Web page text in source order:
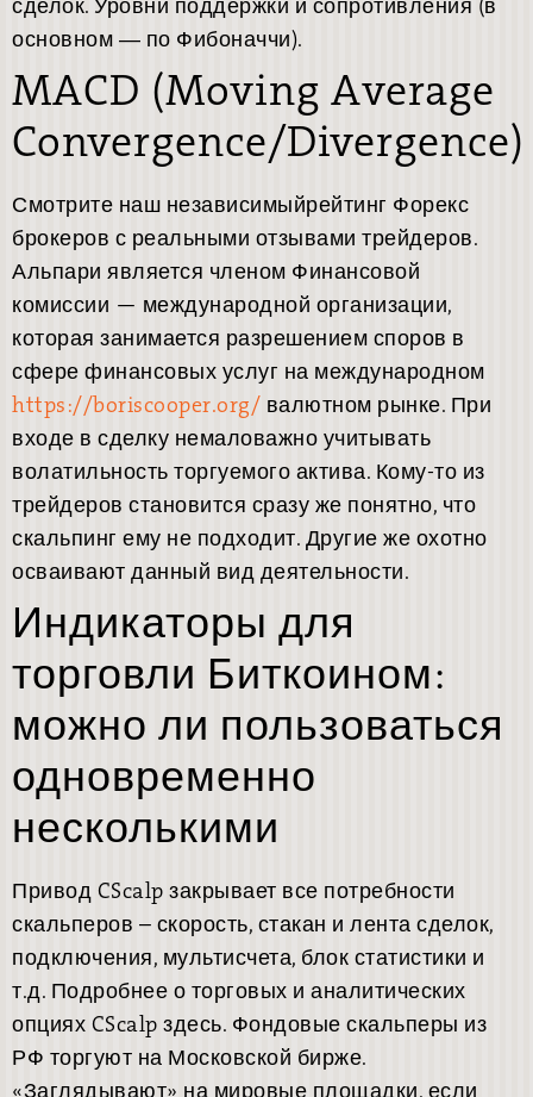
сделок. Уровни поддержки и сопротивления (в
основном ― по Фибоначчи).
MACD (Moving Average
Convergence/Divergence)
Смотрите наш независимыйрейтинг Форекс
брокеров с реальными отзывами трейдеров.
Альпари является членом Финансовой
комиссии — международной организации,
которая занимается разрешением споров в
сфере финансовых услуг на международном
https://boriscooper.org/ валютном рынке. При
входе в сделку немаловажно учитывать
волатильность торгуемого актива. Кому-то из
трейдеров становится сразу же понятно, что
скальпинг ему не подходит. Другие же охотно
осваивают данный вид деятельности.
Индикаторы для
торговли Биткоином:
можно ли пользоваться
одновременно
несколькими
Привод CScalp закрывает все потребности
скальперов – скорость, стакан и лента сделок,
подключения, мультисчета, блок статистики и
т.д. Подробнее о торговых и аналитических
опциях CScalp здесь. Фондовые скальперы из
РФ торгуют на Московской бирже.